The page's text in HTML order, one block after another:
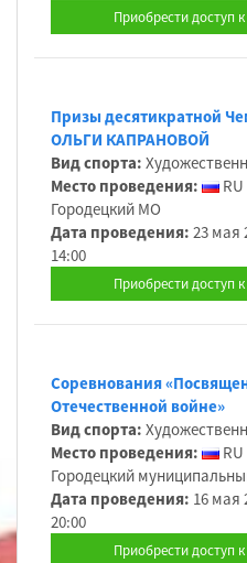
Приобрести доступ
Призы десятикратной
ОЛЬГИ КАПРАНОВОЙ
Вид спорта:
Место проведения:
Городецкий МО
Дата проведения: 23 мая
14:00
Приобрести доступ
Cоревнования
Отечественной войне»
Вид спорта:
Место проведения:
Городецкий
Дата проведения: 16 мая
20:00
Приобрести доступ